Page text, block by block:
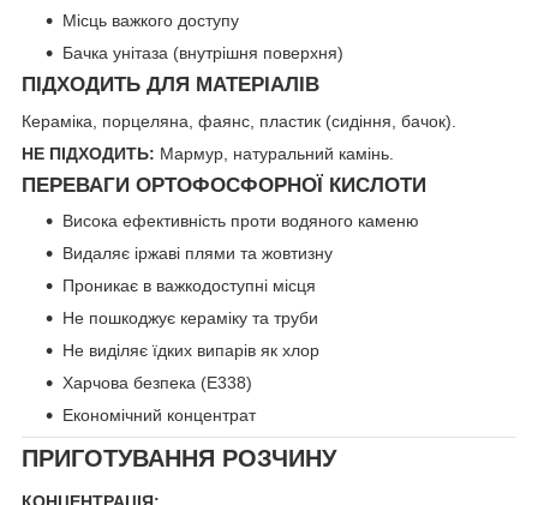
Місць важкого доступу
Бачка унітаза (внутрішня поверхня)
ПІДХОДИТЬ ДЛЯ МАТЕРІАЛІВ
Кераміка, порцеляна, фаянс, пластик (сидіння, бачок).
НЕ ПІДХОДИТЬ: Мармур, натуральний камінь.
ПЕРЕВАГИ ОРТОФОСФОРНОЇ КИСЛОТИ
Висока ефективність проти водяного каменю
Видаляє іржаві плями та жовтизну
Проникає в важкодоступні місця
Не пошкоджує кераміку та труби
Не виділяє їдких випарів як хлор
Харчова безпека (E338)
Економічний концентрат
ПРИГОТУВАННЯ РОЗЧИНУ